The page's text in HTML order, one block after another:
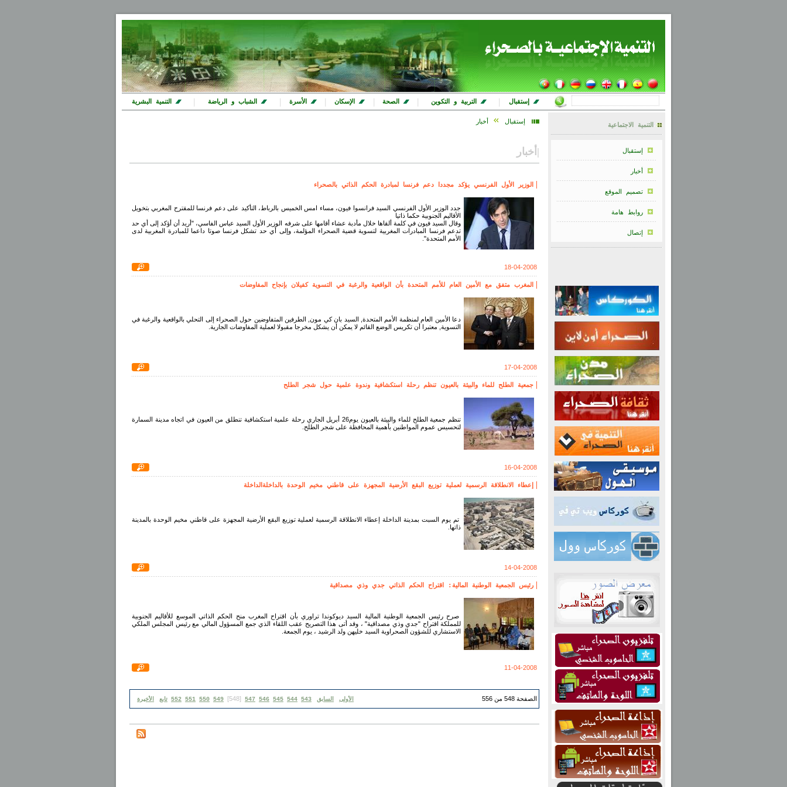
إستقبال | التربية و التكوين | الصحة | الإسكان | الأسرة | الشباب و الرياضة | التنمية البشرية
التنمية الاجتماعية
إستقبال
أخبار
تصميم الموقع
روابط هامة
إتصال
إستقبال أخبار
| أخبار
الوزير الأول الفرنسي يؤكد مجددا دعم فرنسا لمبادرة الحكم الذاتي بالصحراء
جدد الوزير الأول الفرنسي السيد فرانسوا فيون، مساء امس الخميس بالرباط، التأكيد على دعم فرنسا للمقترح المغربي بتخويل
الأقاليم الجنوبية حكما ذاتيا
وقال السيد فيون في كلمة ألقاها خلال مأدبة عشاء أقامها على شرفه الوزير الأول السيد عباس الفاسي، "أريد أن أؤكد إلى أي حد
تدعم فرنسا المبادرات المغربية لتسوية قضية الصحراء المؤلمة، وإلى أي حد تشكل فرنسا صوتا داعما للمبادرة المغربية لدى
الأمم المتحدة".
18-04-2008
المغرب متفق مع الأمين العام للأمم المتحدة بأن الواقعية والرغبة في التسوية كفيلان بإنجاح المفاوضات
دعا الأمين العام لمنظمة الأمم المتحدة, السيد بان كي مون, الطرفين المتفاوضين حول الصحراء إلى التحلي بالواقعية والرغبة في
التسوية, معتبرا أن تكريس الوضع القائم لا يمكن أن يشكل مخرجا مقبولا لعملية المفاوضات الجارية.
17-04-2008
جمعية الطلح للماء والبيئة بالعيون تنظم رحلة استكشافية وندوة علمية حول شجر الطلح
تنظم جمعية الطلح للماء والبيئة بالعيون يوم26 أبريل الجاري رحلة علمية استكشافية تنطلق من العيون في اتجاه مدينة السمارة
لتحسيس عموم المواطنين بأهمية المحافظة على شجر الطلح.
16-04-2008
إعطاء الانطلاقة الرسمية لعملية توزيع البقع الأرضية المجهزة على قاطني مخيم الوحدة بالداخلةالداخلة
تم يوم السبت بمدينة الداخلة إعطاء الانطلاقة الرسمية لعملية توزيع البقع الأرضية المجهزة على قاطني مخيم الوحدة بالمدينة
ذاتها.
14-04-2008
رئيس الجمعية الوطنية المالية: اقتراح الحكم الذاتي جدي وذي مصداقية
صرح رئيس الجمعية الوطنية المالية السيد ديوكوندا تراوري بأن اقتراح المغرب منح الحكم الذاتي الموسع للأقاليم الجنوبية
للمملكة اقتراح "جدي وذي مصداقية" ، وقد أتى هذا التصريح عقب اللقاء الذي جمع المسؤول المالي مع رئيس المجلس الملكي
الاستشاري للشؤون الصحراوية السيد خليهن ولد الرشيد ، يوم الجمعة.
11-04-2008
الصفحة 548 من 556 الأولى السابق 543
544
545
546
547
[548]
549
550
551
552 تابع الأخيرة